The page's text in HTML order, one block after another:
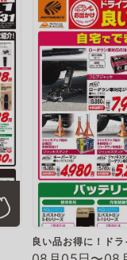
良い品お得に！ド